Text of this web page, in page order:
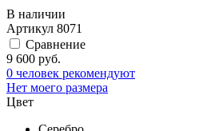
В наличии
Артикул 8071
Сравнение
9 600 руб.
0 человек рекомендуют
Нет моего размера
Цвет